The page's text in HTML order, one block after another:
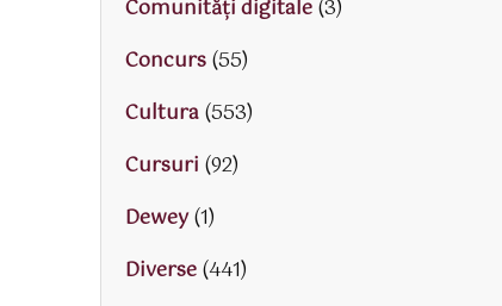
Comunități digitale(3)
Concurs(55)
Cultura(553)
Cursuri (92)
Dewey(1)
Diverse(441)